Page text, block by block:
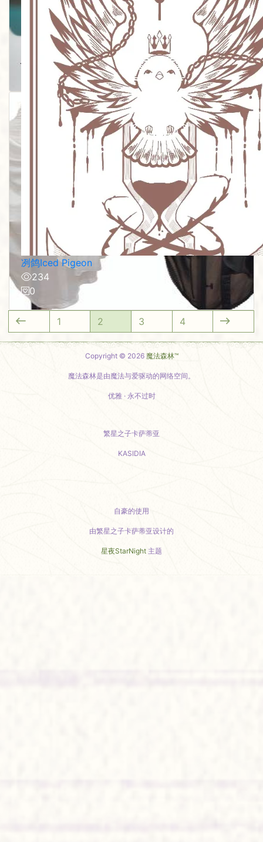
冽鸽Iced Pigeon
234
0
1 2 3 4
Copyright © 2026 魔法森林™
魔法森林是由魔法与爱驱动的网络空间。
优雅 · 永不过时
繁星之子卡萨蒂亚
KASIDIA
自豪的使用
由繁星之子卡萨蒂亚设计的
星夜StarNight 主题